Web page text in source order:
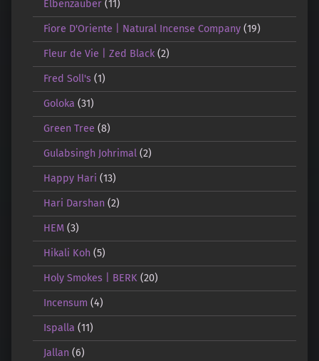
Elbenzauber(11)
Fiore D'Oriente | Natural Incense Company(19)
Fleur de Vie | Zed Black(2)
Fred Soll's(1)
Goloka (31)
Green Tree (8)
Gulabsingh Johrimal(2)
Happy Hari (13)
Hari Darshan(2)
HEM(3)
Hikali Koh(5)
Holy Smokes | BERK(20)
Incensum (4)
Ispalla (11)
Jallan(6)